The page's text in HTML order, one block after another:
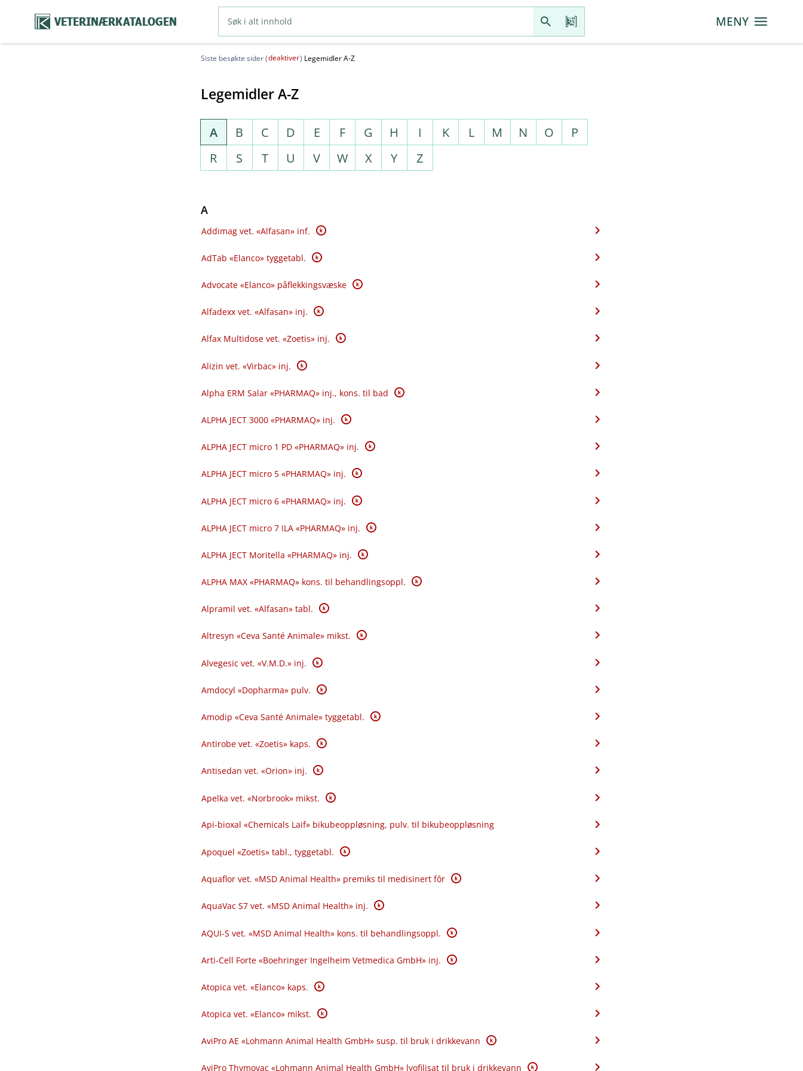
VETERINÆRKATALOGEN MENY
Siste besøkte sider (deaktiver) Legemidler A-Z
Legemidler A-Z
A B C D E F G H I K L M N O
P
R
S T U V W X Y Z
A
Addimag vet. «Alfasan» inf. K
AdTab «Elanco» tyggetabl. K
Advocate «Elanco» påflekkingsvæske K
Alfadexx vet. «Alfasan» inj. K
Alfax Multidose vet. «Zoetis» inj. K
Alizin vet. «Virbac» inj. K
Alpha ERM Salar «PHARMAQ» inj., kons. til bad K
ALPHA JECT 3000 «PHARMAQ» inj. K
ALPHA JECT micro 1 PD «PHARMAQ» inj. K
ALPHA JECT micro 5 «PHARMAQ» inj. K
ALPHA JECT micro 6 «PHARMAQ» inj. K
ALPHA JECT micro 7 ILA «PHARMAQ» inj. K
ALPHA JECT Moritella «PHARMAQ» inj. K
ALPHA MAX «PHARMAQ» kons. til behandlingsoppl. K
Alpramil vet. «Alfasan» tabl. K
Altresyn «Ceva Santé Animale» mikst. K
Alvegesic vet. «V.M.D.» inj. K
Amdocyl «Dopharma» pulv. K
Amodip «Ceva Santé Animale» tyggetabl. K
Antirobe vet. «Zoetis» kaps. K
Antisedan vet. «Orion» inj. K
Apelka vet. «Norbrook» mikst. K
Api-bioxal «Chemicals Laif» bikubeoppløsning, pulv. til bikubeoppløsning
Apoquel «Zoetis» tabl., tyggetabl. K
Aquaflor vet. «MSD Animal Health» premiks til medisinert fôr K
AquaVac S7 vet. «MSD Animal Health» inj. K
AQUI-S vet. «MSD Animal Health» kons. til behandlingsoppl. K
Arti-Cell Forte «Boehringer Ingelheim Vetmedica GmbH» inj. K
Atopica vet. «Elanco» kaps. K
Atopica vet. «Elanco» mikst. K
AviPro AE «Lohmann Animal Health GmbH» susp. til bruk i drikkevann K
AviPro Thymovac «Lohmann Animal Health GmbH» lyofilisat til bruk i drikkevann K